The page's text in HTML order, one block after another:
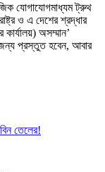
যোগাযোগমাধ্যম ট্রুথ
ও এ দেশের শ্রদ্ধার
অসম্মান’
জন্য প্রস্তুত হবেন, আবার
তেলের!